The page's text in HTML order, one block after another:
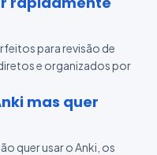
para revisão de
e organizados por
mas quer
quer usar o Anki, os